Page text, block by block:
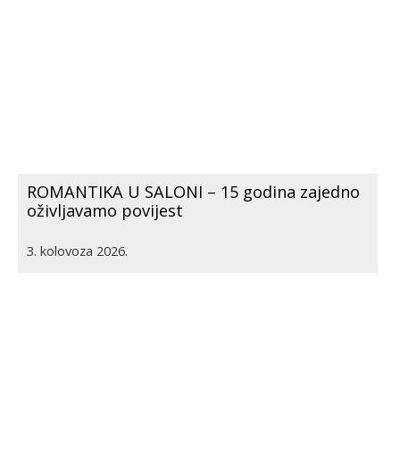
ROMANTIKA U SALONI – 15 godina zajedno
oživljavamo povijest
3. kolovoza 2026.